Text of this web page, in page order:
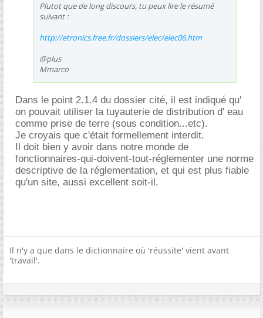
Plutot que de long discours, tu peux lire le résumé
suivant :
http://etronics.free.fr/dossiers/elec/elec06.htm
@plus
Mmarco
Dans le point 2.1.4 du dossier cité, il est indiqué qu'
on pouvait utiliser la tuyauterie de distribution d' eau
comme prise de terre (sous condition...etc).
Je croyais que c'était formellement interdit.
Il doit bien y avoir dans notre monde de
fonctionnaires-qui-doivent-tout-réglementer une norme
descriptive de la réglementation, et qui est plus fiable
qu'un site, aussi excellent soit-il.
Il n'y a que dans le dictionnaire où 'réussite' vient avant
'travail'.